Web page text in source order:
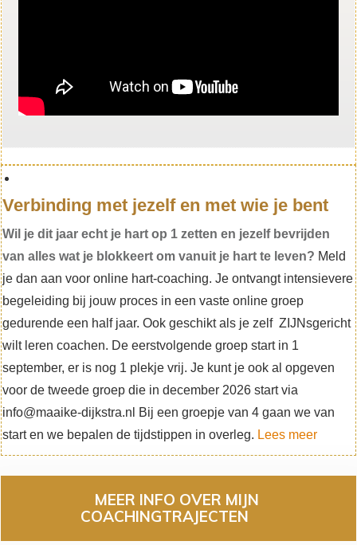
Verbinding met jezelf en met wie je bent
Wil je dit jaar echt je hart op 1 zetten en jezelf bevrijden
van alles wat je blokkeert om vanuit je hart te leven? Meld
je dan aan voor online hart-coaching. Je ontvangt intensievere
begeleiding bij jouw proces in een vaste online groep
gedurende een half jaar. Ook geschikt als je zelf ZIJNsgericht
wilt leren coachen. De eerstvolgende groep start in 1
september, er is nog 1 plekje vrij. Je kunt je ook al opgeven
voor de tweede groep die in december 2026 start via
info@maaike-dijkstra.nl Bij een groepje van 4 gaan we van
start en we bepalen de tijdstippen in overleg. Lees meer
MEER INFO OVER MIJN
COACHINGTRAJECTEN